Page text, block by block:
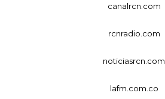
canalrcn.com
rcnradio.com
noticiasrcn.com
lafm.com.co